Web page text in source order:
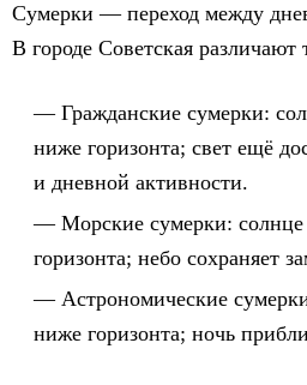
Сумерки — переход между
В городе Советская различают
Гражданские сумерки:
ниже горизонта; свет ещё
и дневной активности.
Морские сумерки:
горизонта; небо сохраняет
Астрономические
ниже горизонта; ночь